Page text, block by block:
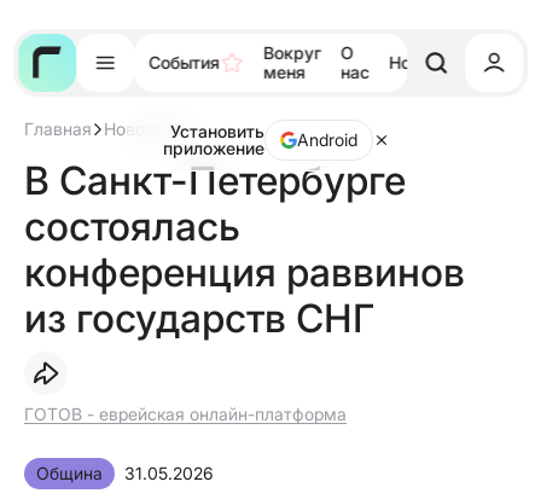
События
Вокруг
меня
О
нас
Новости Тора
Установить
приложение
Android
Главная Новости В
Санкт-
Петербурге
состоялась
конференция
раввинов
государств
СНГ
В Санкт-Петербурге
состоялась
конференция раввинов
из государств СНГ
ГОТОВ - еврейская онлайн-платформа
Община 31.05.2026